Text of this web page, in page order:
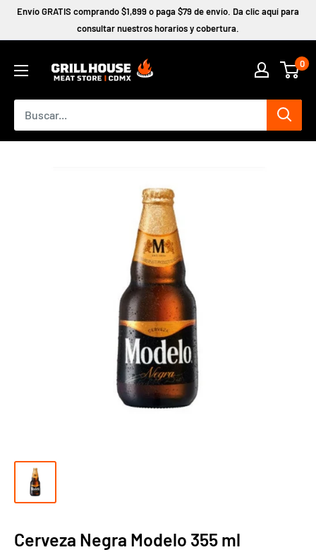
contenido
Envío GRATIS comprando $1,899 o paga $79 de envío. Da clic aquí para
consultar nuestros horarios y cobertura.
0
Cerveza Negra Modelo 355 ml